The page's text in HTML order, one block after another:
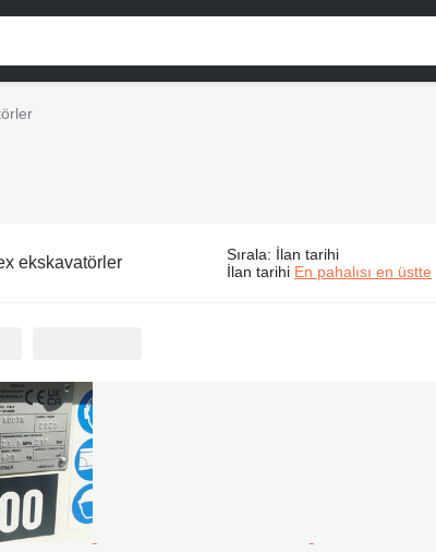
ekskavatörler Sırala: İlan tarihi
İlan tarihi En pahalısı en üstte